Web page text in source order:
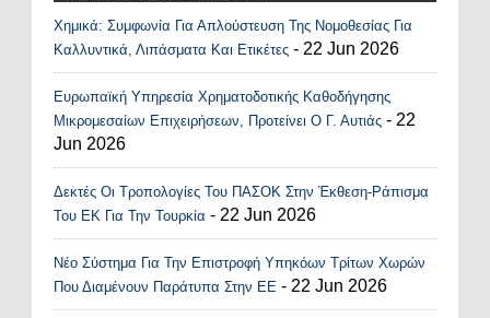
Recent Posts Widget
Χημικά: Συμφωνία Για Απλούστευση Της Νομοθεσίας Για
Καλλυντικά, Λιπάσματα Και Ετικέτες - 22 Jun 2026
Ευρωπαϊκή Υπηρεσία Χρηματοδοτικής Καθοδήγησης
Μικρομεσαίων Επιχειρήσεων, Προτείνει Ο Γ. Αυτιάς - 22
Jun 2026
Δεκτές Οι Τροπολογίες Του ΠΑΣΟΚ Στην Έκθεση-Ράπισμα
Του ΕΚ Για Την Τουρκία - 22 Jun 2026
Νέο Σύστημα Για Την Επιστροφή Υπηκόων Τρίτων Χωρών
Που Διαμένουν Παράτυπα Στην ΕΕ - 22 Jun 2026